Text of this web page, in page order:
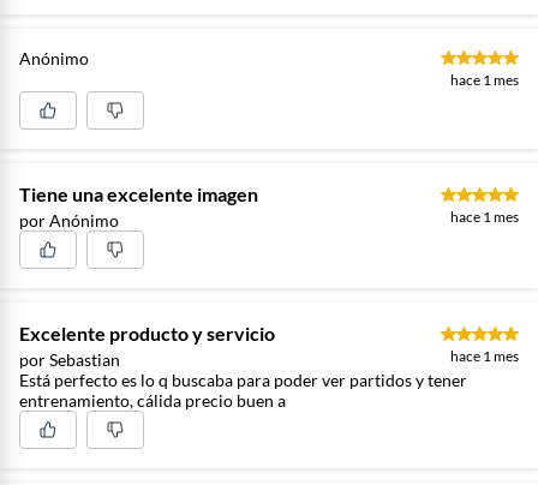
Anónimo
hace 1 mes
Tiene una excelente imagen
por Anónimo hace 1 mes
Excelente producto y servicio
por Sebastian hace 1 mes
Está perfecto es lo q buscaba para poder ver partidos y tener
entrenamiento, cálida precio buen a